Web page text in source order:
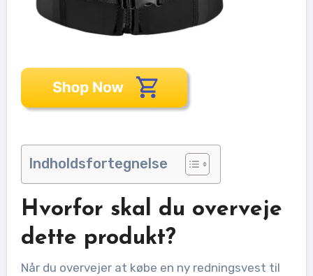
Indholdsfortegnelse
Hvorfor skal du overveje
dette produkt?
Når du overvejer at købe en ny redningsvest til